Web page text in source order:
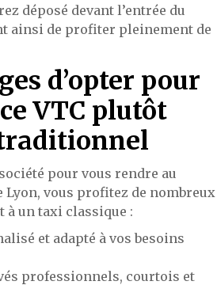
déposé devant l’entrée du
ainsi de profiter pleinement de
d’opter pour
VTC plutôt
pour vous rendre au
Lyon, vous profitez de nombreux
à un taxi classique :
et adapté à vos besoins
professionnels, courtois et